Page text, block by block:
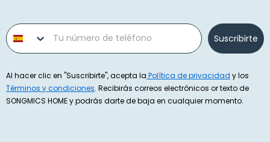
Phone number
Suscribirte
Al hacer clic en "Suscribirte", acepta la Política de privacidad y los
Términos y condiciones. Recibirás correos electrónicos or texto de
SONGMICS HOME y podrás darte de baja en cualquier momento.